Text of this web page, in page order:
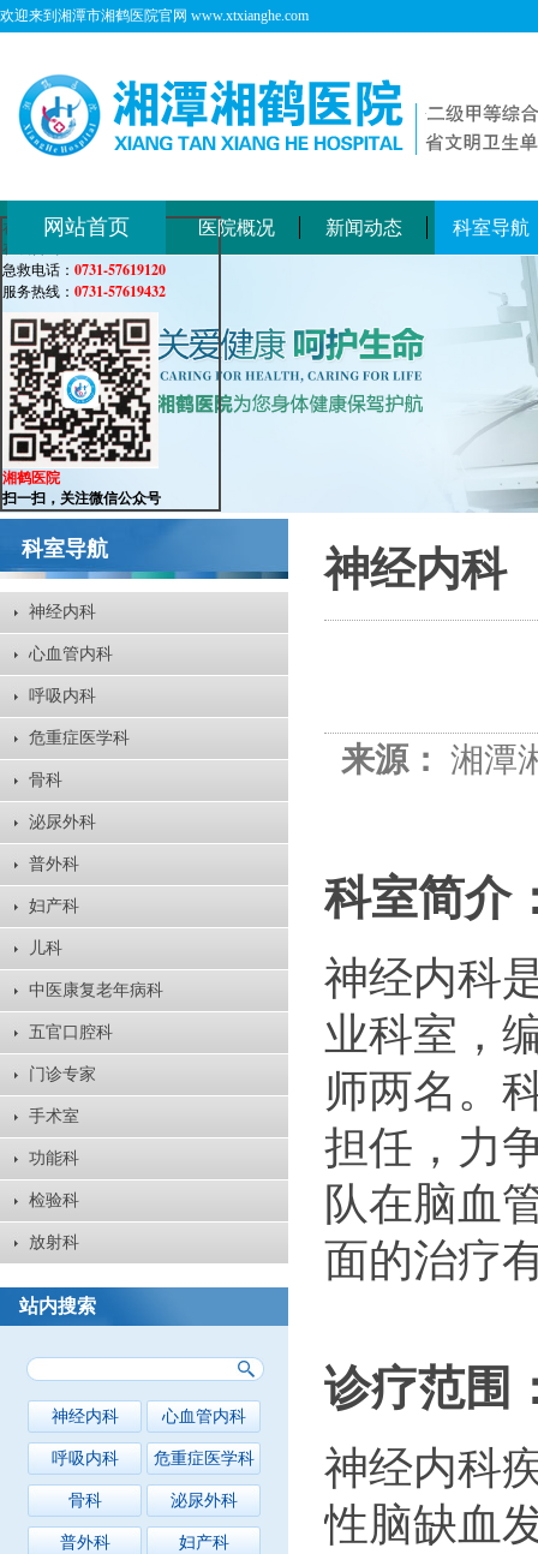
欢迎来到湘潭市湘鹤医院官网 www.xtxianghe.com
网站首页 医院概况 新闻动态 科室导航
科室导航
神经内科
心血管内科
呼吸内科
危重症医学科
骨科
泌尿外科
普外科
妇产科
儿科
中医康复老年病科
五官口腔科
门诊专家
手术室
功能科
检验科
放射科
站内搜索
神经内科 心血管内科
呼吸内科 危重症医学科
骨科 泌尿外科
普外科 妇产科
神经内科
来源： 湘潭
科室简介
神经内科
业科室，
师两名。
担任，力
队在脑血
面的治疗
诊疗范围
神经内科
性脑缺血
在线客服
在线咨询：
急救电话： 0731-57619120
服务热线： 0731-57619432
湘鹤医院
扫一扫，关注微信公众号